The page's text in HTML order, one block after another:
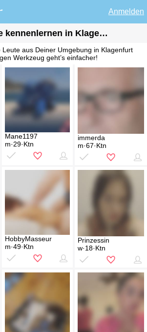
Anmelden
Leute kennenlernen in Klagenfurt
aus Deiner Umgebung in Klagenfurt
Werkzeug geht’s einfacher!
Mane1197
m·29·Ktn
immerda
m·67·Ktn
HobbyMasseur
m·49·Ktn
Prinzessin
w·18·Ktn